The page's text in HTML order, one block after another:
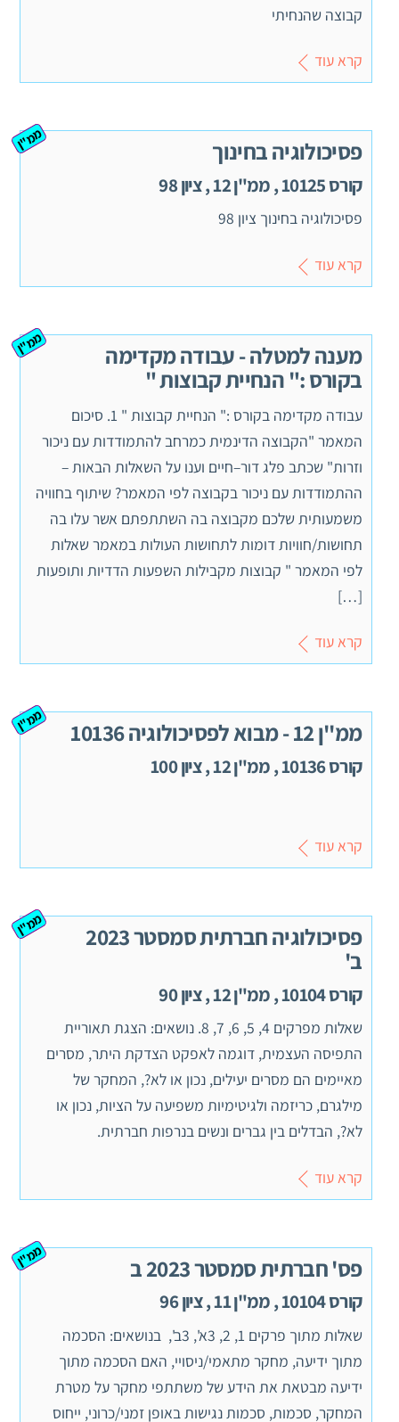
קבוצה שהנחיתי
קרא עוד
פסיכולוגיה בחינוך
קורס 10125 , ממ"ן 12 , ציון 98
ממ"ן
פסיכולוגיה בחינוך ציון 98
קרא עוד
מענה למטלה - עבודה מקדימה
בקורס :" הנחיית קבוצות "
ממ"ן
עבודה מקדימה בקורס :" הנחיית קבוצות " 1. סיכום
המאמר "הקבוצה הדינמית כמרחב להתמודדות עם ניכור
וזרות" שכתב פלג דור–חיים וענו על השאלות הבאות –
ההתמודדות עם ניכור בקבוצה לפי המאמר? שיתוף בחוויה
משמעותית שלכם מקבוצה בה השתתפתם אשר עלו בה
תחושות/חוויות דומות לתחושות העולות במאמר שאלות
לפי המאמר " קבוצות מקבילות השפעות הדדיות ותופעות
[…]
קרא עוד
ממ''ן 12 - מבוא לפסיכולוגיה 10136
קורס 10136 , ממ"ן 12 , ציון 100
ממ"ן
קרא עוד
פסיכולוגיה חברתית סמסטר 2023
ב'
קורס 10104 , ממ"ן 12 , ציון 90
ממ"ן
שאלות מפרקים 4, 5, 6, 7, 8. נושאים: הצגת תאוריית
התפיסה העצמית, דוגמה לאפקט הצדקת היתר, מסרים
מאיימים הם מסרים יעילים, נכון או לא?, המחקר של
מילגרם, כריזמה ולגיטימיות משפיעה על הציות, נכון או
לא?, הבדלים בין גברים ונשים בנרפות חברתית.
קרא עוד
פס' חברתית סמסטר 2023 ב
קורס 10104 , ממ"ן 11 , ציון 96
ממ"ן
שאלות מתוך פרקים 1, 2, 3א', 3ב', בנושאים: הסכמה
מתוך ידיעה, מחקר מתאמי/ניסויי, האם הסכמה מתוך
ידיעה מבטאת את הידע של משתתפי מחקר על מטרת
המחקר, סכמות, סכמות נגישות באופן זמני/כרוני, ייחוס